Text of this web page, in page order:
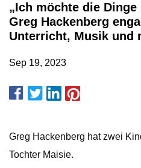
„Ich möchte die Dinge
Greg Hackenberg
Unterricht, Musik und
Sep 19, 2023
Greg Hackenberg hat zwei
Tochter Maisie.